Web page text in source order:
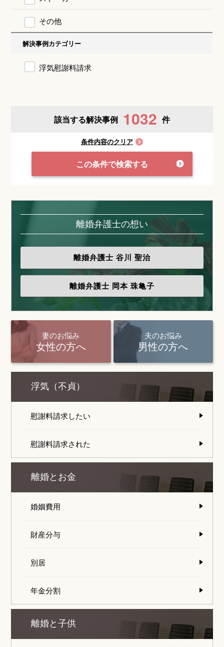
その他
解決事例カテゴリー
浮気慰謝料請求
該当する解決事例 1032 件
条件内容のクリア
この条件で検索する
離婚弁護士の想い
離婚弁護士 谷川 聖治
離婚弁護士 岡本 珠亀子
妻のお悩み
女性の方へ
夫のお悩み
男性の方へ
浮気（不貞）
慰謝料請求したい
慰謝料請求された
離婚とお金
婚姻費用
財産分与
別居
年金分割
離婚と子供